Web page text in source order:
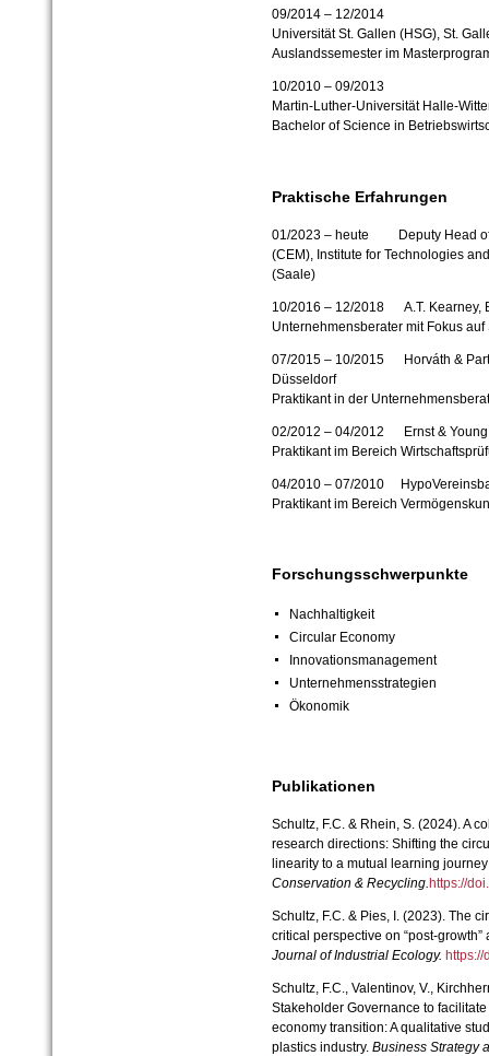
09/2014 – 12/2014
Universität St. Gallen (HSG), St.
Auslandssemester im
10/2010 – 09/2013
Martin-Luther-Universität Halle-
Bachelor of Science in
Praktische Erfahrungen
01/2023 – heute Deputy Head of
(CEM), Institute for Technologies
(Saale)
10/2016 – 12/2018 A.T. Kearney,
Unternehmensberater mit Fokus
07/2015 – 10/2015 Horváth &
Düsseldorf
Praktikant in der
02/2012 – 04/2012 Ernst &
Praktikant im Bereich
04/2010 – 07/2010
Praktikant im Bereich
Forschungsschwerpunkte
Nachhaltigkeit
Circular Economy
Innovationsmanagement
Unternehmensstrategien
Ökonomik
Publikationen
Schultz, F.C. & Rhein, S. (2024). A
research directions: Shifting the
linearity to a mutual learning
Conservation & Recycling.https://
Schultz, F.C. & Pies, I. (2023). The
critical perspective on “post-
Journal of Industrial Ecology.
Schultz, F.C., Valentinov, V.,
Stakeholder Governance to
economy transition: A qualitative
plastics industry. Business Strategy